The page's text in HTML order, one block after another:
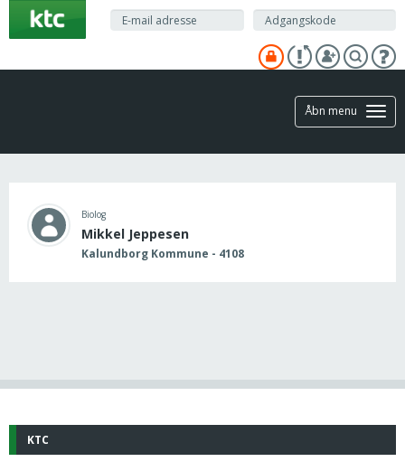
hovedindhold
Åbn menu
Biolog
Mikkel Jeppesen
Kalundborg Kommune - 4108
KTC